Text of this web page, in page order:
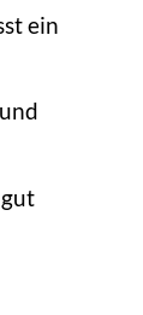
ein